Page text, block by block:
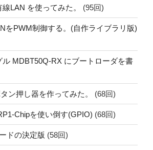
LAN を使ってみた。 (95回)
をPWM制御する。(自作ライブラリ版)
ル MDBT50Q-RX にブートローダを書
ン押し器を作ってみた。 (68回)
Chipを使い倒す(GPIO) (68回)
ドの決定版 (58回)